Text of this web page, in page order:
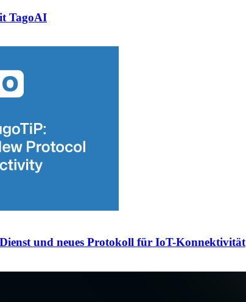
TagoAI
und neues Protokoll für IoT-Konnektivität